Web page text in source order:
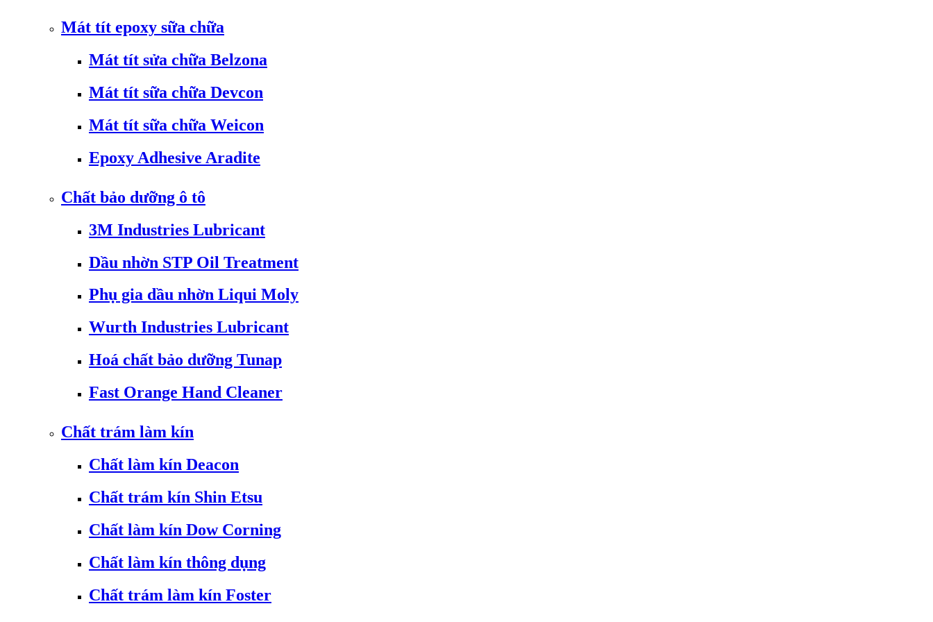
Mát tít epoxy sữa chữa
Mát tít sửa chữa Belzona
Mát tít sữa chữa Devcon
Mát tít sữa chữa Weicon
Epoxy Adhesive Aradite
Chất bảo dưỡng ô tô
3M Industries Lubricant
Dầu nhờn STP Oil Treatment
Phụ gia dầu nhờn Liqui Moly
Wurth Industries Lubricant
Hoá chất bảo dưỡng Tunap
Fast Orange Hand Cleaner
Chất trám làm kín
Chất làm kín Deacon
Chất trám kín Shin Etsu
Chất làm kín Dow Corning
Chất làm kín thông dụng
Chất trám làm kín Foster